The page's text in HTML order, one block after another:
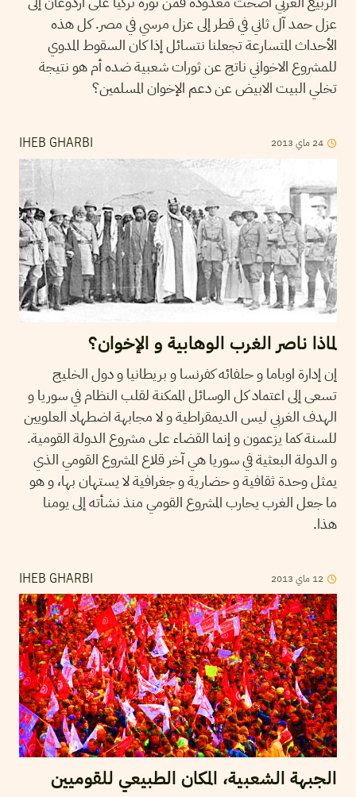
عزل حمد آل ثاني في قطر إلى عزل مرسي في مصر. كل هذه
الأحداث المتسارعة تجعلنا نتسائل إذا كان السقوط المدوي
للمشروع الاخواني ناتج عن ثورات شعبية ضده أم هو نتيجة
تخلي البيت الابيض عن دعم الإخوان المسلمين؟
IHEB GHARBI 24 ماي 2013
لماذا ناصر الغرب الوهابية و الإخوان؟
إن إدارة اوباما و حلفائه كفرنسا و بريطانيا و دول الخليج
تسعى إلى اعتماد كل الوسائل الممكنة لقلب النظام في سوريا و
الهدف الغربي ليس الديمقراطية و لا مجابهة اضطهاد العلويين
للسنة كما يزعمون و إنما القضاء على مشروع الدولة القومية.
و الدولة البعثية في سوريا هي آخر قلاع المشروع القومي الذي
يمثل وحدة ثقافية و حضارية و جغرافية لا يستهان بها، و هو
ما جعل الغرب يحارب المشروع القومي منذ نشأته إلى يومنا
هذا.
IHEB GHARBI 12 ماي 2013
الجبهة الشعبية، المكان الطبيعي للقوميين